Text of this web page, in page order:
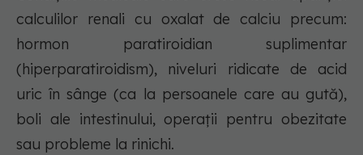
calculilor renali cu oxalat de calciu precum:
hormon paratiroidian suplimentar
(hiperparatiroidism), niveluri ridicate de acid
uric în sânge (ca la persoanele care au gută),
boli ale intestinului, operații pentru obezitate
sau probleme la rinichi.